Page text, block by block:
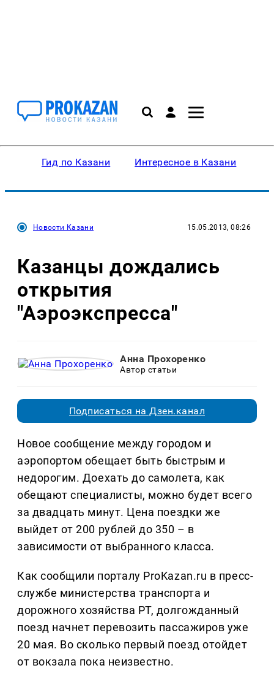
Гид по Казани Интересное в Казани
Новости Казани 15.05.2013, 08:26
Казанцы дождались
открытия
"Аэроэкспресса"
Анна Прохоренко
Автор статьи
Подписаться на Дзен.канал
Новое сообщение между городом и
аэропортом обещает быть быстрым и
недорогим. Доехать до самолета, как
обещают специалисты, можно будет всего
за двадцать минут. Цена поездки же
выйдет от 200 рублей до 350 – в
зависимости от выбранного класса.
Как сообщили порталу ProKazan.ru в пресс-
службе министерства транспорта и
дорожного хозяйства РТ, долгожданный
поезд начнет перевозить пассажиров уже
20 мая. Во сколько первый поезд отойдет
от вокзала пока неизвестно.